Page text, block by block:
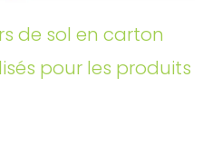
de sol en carton
pour les produits